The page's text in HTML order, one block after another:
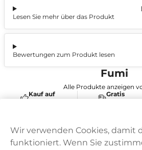
Lesen Sie mehr über das Produkt
Bewertungen zum Produkt lesen
Fumi
Alle Produkte anzeigen
Kauf auf
Rechnung
Gratis
Versand
Wir verwenden Cookies, damit
funktioniert. Wenn Sie